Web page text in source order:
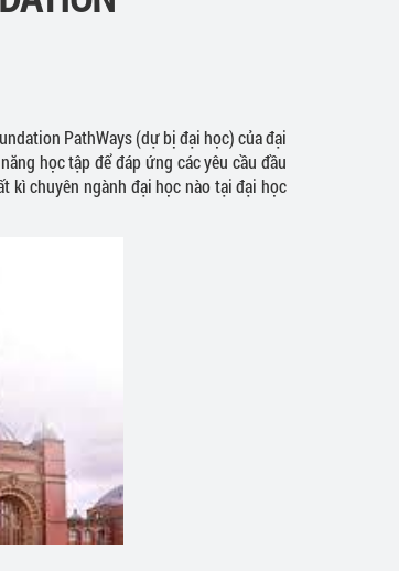
PathWays (dự bị đại học) của đại
học tập để đáp ứng các yêu cầu đầu
kì chuyên ngành đại học nào tại đại học